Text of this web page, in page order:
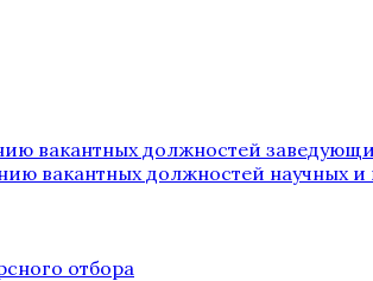
вакантных должностей
вакантных должностей научных
отбора